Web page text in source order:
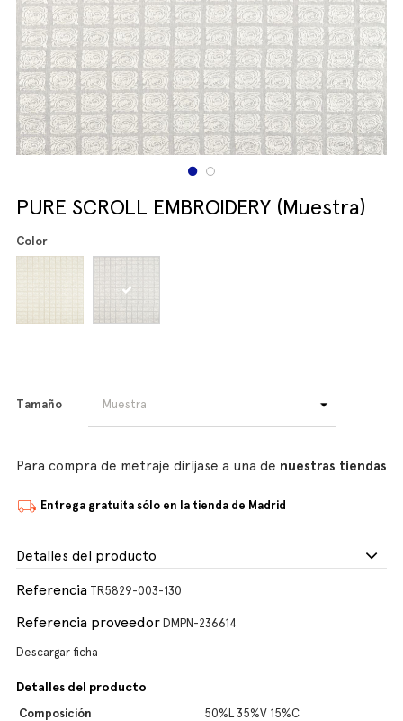
PURE SCROLL EMBROIDERY (Muestra)
Color
Tamaño
Para compra de metraje diríjase a una de nuestras tiendas
Entrega gratuita sólo en la tienda de Madrid
Detalles del producto
Referencia TR5829-003-130
Referencia proveedor DMPN-236614
Descargar ficha
Detalles del producto
Composición
50%L 35%V 15%C